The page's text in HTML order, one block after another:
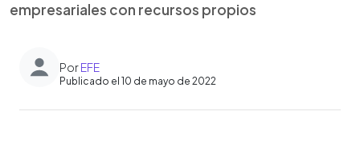
empresariales con recursos propios
PorEFE
Publicado el 10 de mayo de 2022